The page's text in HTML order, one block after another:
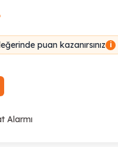
puan kazanırsınız i
Alarmı